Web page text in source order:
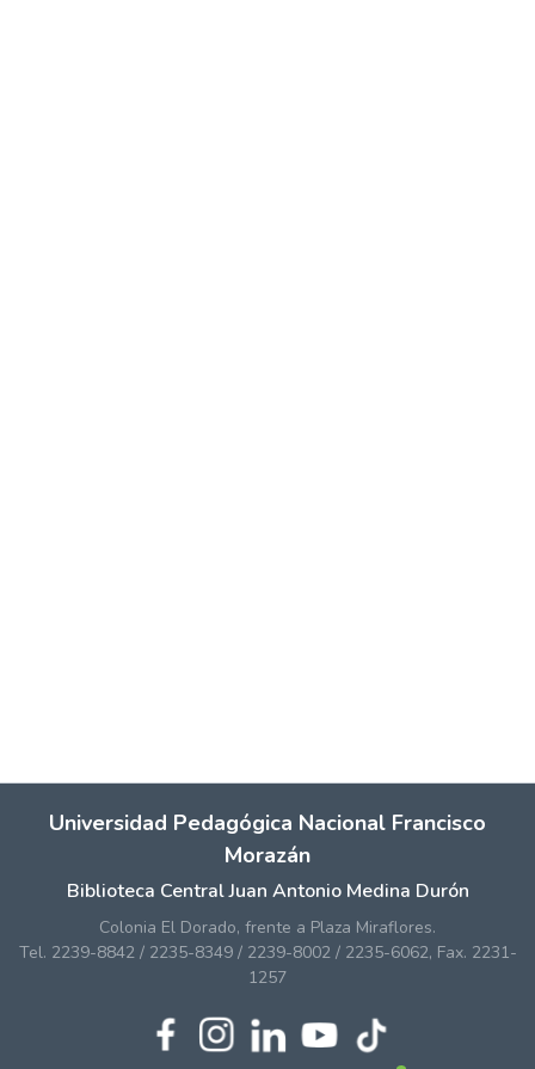
Universidad Pedagógica Nacional Francisco
Morazán
Biblioteca Central Juan Antonio Medina Durón
Colonia El Dorado, frente a Plaza Miraflores.
Tel. 2239-8842 / 2235-8349 / 2239-8002 / 2235-6062, Fax. 2231-
1257